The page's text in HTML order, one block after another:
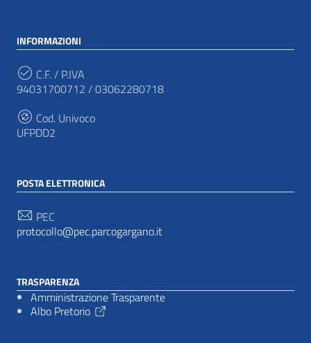
INFORMAZIONI
C.F. / P.IVA
94031700712 / 03062280718
Cod. Univoco
UFPDD2
POSTA ELETTRONICA
PEC
protocollo@pec.parcogargano.it
TRASPARENZA
Amministrazione Trasparente
Albo Pretorio